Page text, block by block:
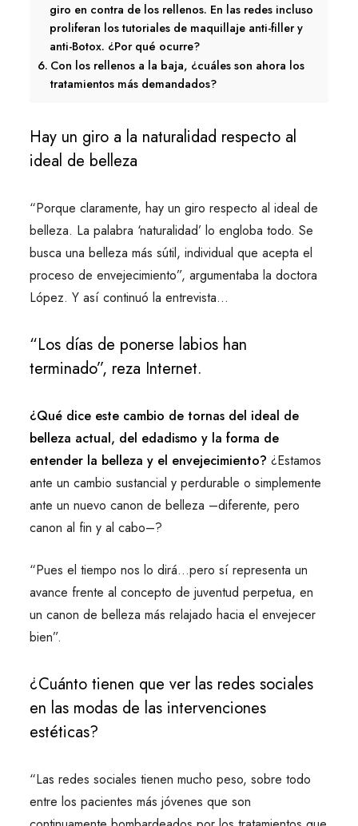
giro en contra de los rellenos. En las redes incluso
proliferan los tutoriales de maquillaje anti-filler y
anti-Botox. ¿Por qué ocurre?
Con los rellenos a la baja, ¿cuáles son ahora los
tratamientos más demandados?
Hay un giro a la naturalidad respecto al
ideal de belleza
“Porque claramente, hay un giro respecto al ideal de
belleza. La palabra ‘naturalidad’ lo engloba todo. Se
busca una belleza más sútil, individual que acepta el
proceso de envejecimiento”, argumentaba la doctora
López. Y así continuó la entrevista…
“Los días de ponerse labios han
terminado”, reza Internet.
¿Qué dice este cambio de tornas del ideal de
belleza actual, del edadismo y la forma de
entender la belleza y el envejecimiento? ¿Estamos
ante un cambio sustancial y perdurable o simplemente
ante un nuevo canon de belleza –diferente, pero
canon al fin y al cabo–?
“Pues el tiempo nos lo dirá…pero sí representa un
avance frente al concepto de juventud perpetua, en
un canon de belleza más relajado hacia el envejecer
bien”.
¿Cuánto tienen que ver las redes sociales
en las modas de las intervenciones
estéticas?
“Las redes sociales tienen mucho peso, sobre todo
entre los pacientes más jóvenes que son